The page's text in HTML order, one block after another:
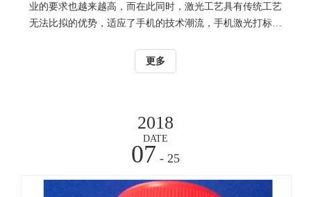
业的要求也越来越高，而在此同时，激光工艺具有传统工艺
无法比拟的优势，适应了手机的技术潮流，手机激光打标机
染的高环保加工技能，它具有非触摸雕琢，工件不变形，雕
琢精度高，清晰度高，永 久性好等成效
更多
2018
DATE
07 - 25